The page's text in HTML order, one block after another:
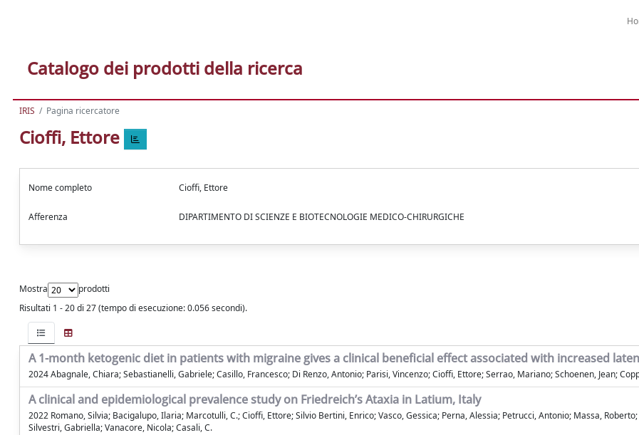
Catalogo dei prodotti della ricerca
IRIS Pagina ricercatore
Cioffi, Ettore
Nome completo Cioffi, Ettore
Afferenza DIPARTIMENTO DI SCIENZE E BIOTECNOLOGIE MEDICO-CHIRURGICHE
Mostra
prodotti
Risultati 1 - 20 di 27 (tempo di esecuzione: 0.056 secondi).
A 1-month ketogenic diet in patients with migraine gives a clinical beneficial effect associated with increased
2024 Abagnale, Chiara; Sebastianelli, Gabriele; Casillo, Francesco; Di Renzo, Antonio; Parisi, Vincenzo; Cioffi, Ettore; Serrao, Mariano; Schoenen, Jean;
A clinical and epidemiological prevalence study on Friedreich’s Ataxia in Latium, Italy
2022 Romano, Silvia; Bacigalupo, Ilaria; Marcotulli, C.; Cioffi, Ettore; Silvio Bertini, Enrico; Vasco, Gessica; Perna, Alessia; Petrucci, Antonio; Massa,
Silvestri, Gabriella; Vanacore, Nicola; Casali, C.